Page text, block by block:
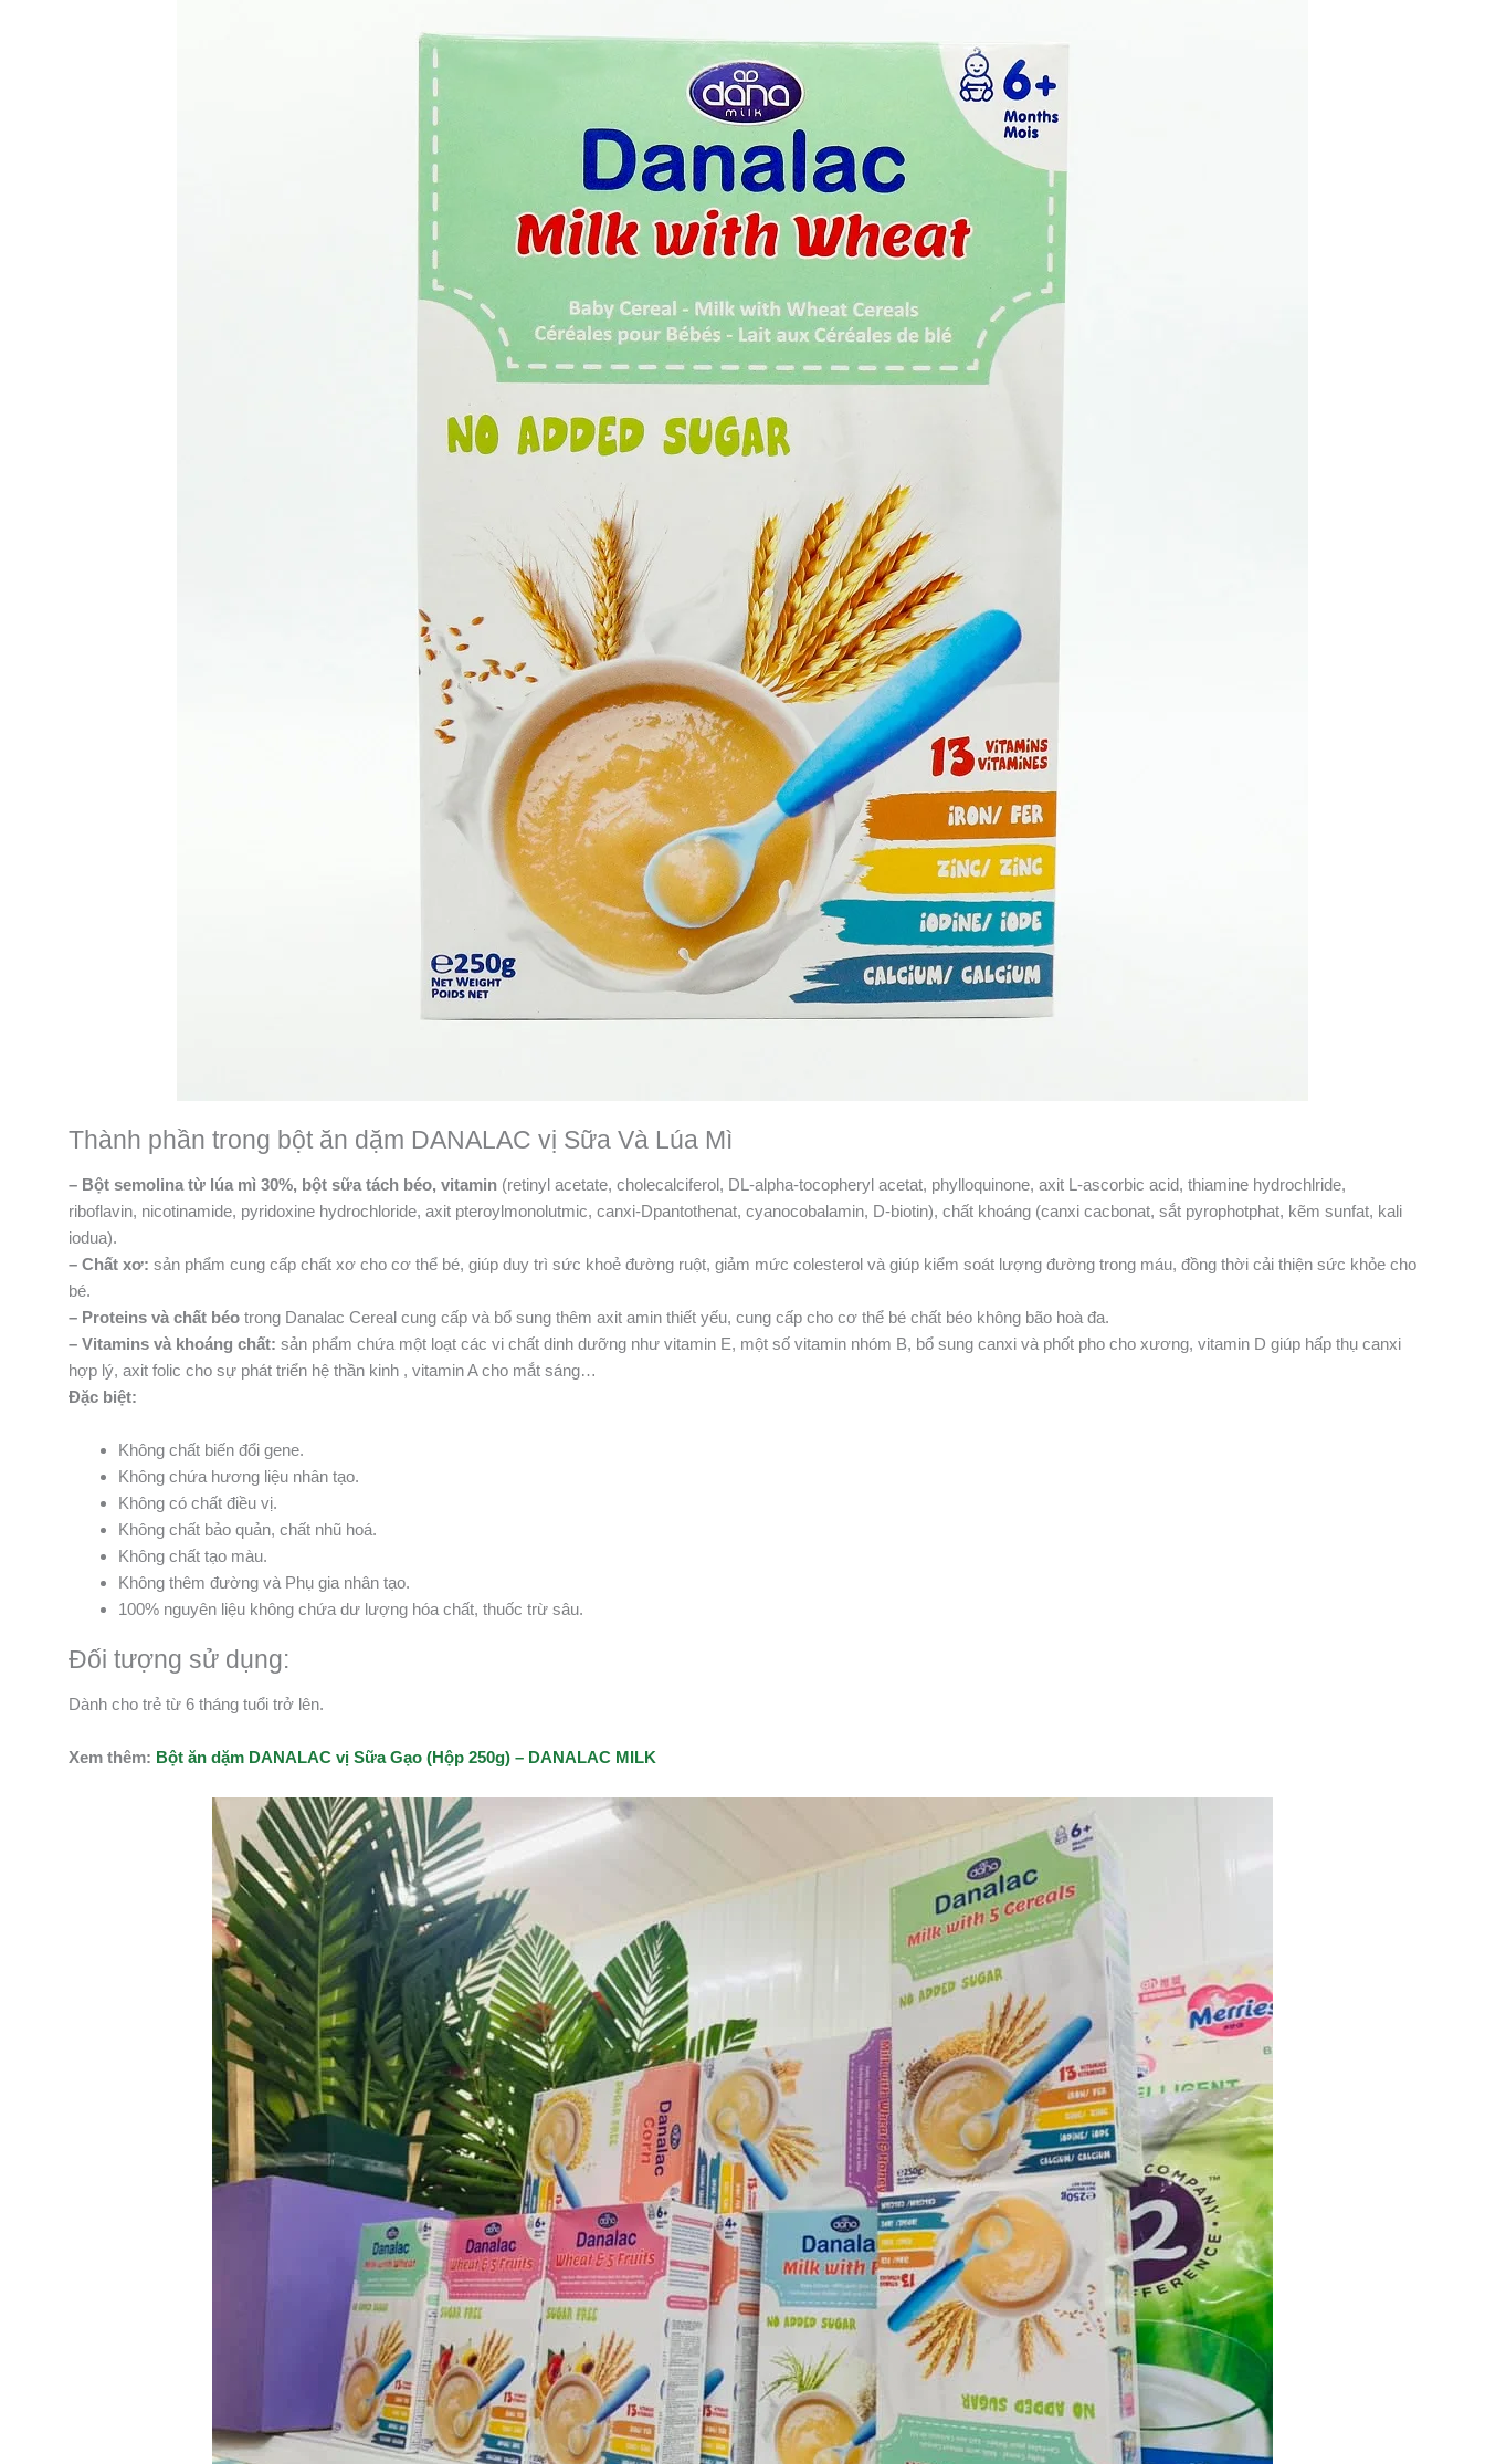
Thành phần trong bột ăn dặm DANALAC vị Sữa Và Lúa Mì
– Bột semolina từ lúa mì 30%, bột sữa tách béo, vitamin (retinyl acetate, cholecalciferol, DL-alpha-tocopheryl acetat, phylloquinone, axit L-ascorbic acid, thiamine hydrochlride,
riboflavin, nicotinamide, pyridoxine hydrochloride, axit pteroylmonolutmic, canxi-Dpantothenat, cyanocobalamin, D-biotin), chất khoáng (canxi cacbonat, sắt pyrophotphat, kẽm sunfat, kali
iodua).
– Chất xơ: sản phẩm cung cấp chất xơ cho cơ thể bé, giúp duy trì sức khoẻ đường ruột, giảm mức colesterol và giúp kiểm soát lượng đường trong máu, đồng thời cải thiện sức khỏe cho
bé.
– Proteins và chất béo trong Danalac Cereal cung cấp và bổ sung thêm axit amin thiết yếu, cung cấp cho cơ thể bé chất béo không bão hoà đa.
– Vitamins và khoáng chất: sản phẩm chứa một loạt các vi chất dinh dưỡng như vitamin E, một số vitamin nhóm B, bổ sung canxi và phốt pho cho xương, vitamin D giúp hấp thụ canxi
hợp lý, axit folic cho sự phát triển hệ thần kinh , vitamin A cho mắt sáng…
Đặc biệt:
Không chất biến đổi gene.
Không chứa hương liệu nhân tạo.
Không có chất điều vị.
Không chất bảo quản, chất nhũ hoá.
Không chất tạo màu.
Không thêm đường và Phụ gia nhân tạo.
100% nguyên liệu không chứa dư lượng hóa chất, thuốc trừ sâu.
Đối tượng sử dụng:
Dành cho trẻ từ 6 tháng tuổi trở lên.
Xem thêm: Bột ăn dặm DANALAC vị Sữa Gạo (Hộp 250g) – DANALAC MILK